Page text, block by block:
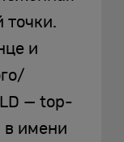
точки.
и
— top-
в имени